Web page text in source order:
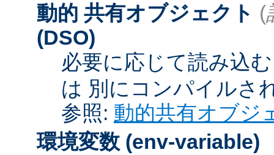
動的 共有オブジェクト (
(DSO)
必要に応じて読み込
は 別にコンパイルさ
参照: 動的共有オブジ
環境変数 (env-variable)